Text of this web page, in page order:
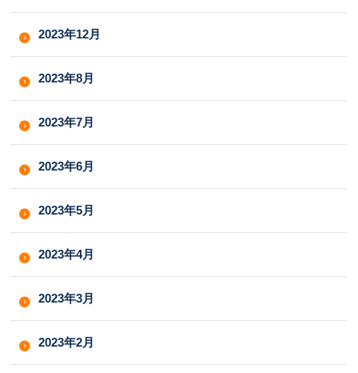
2023年12月
2023年8月
2023年7月
2023年6月
2023年5月
2023年4月
2023年3月
2023年2月